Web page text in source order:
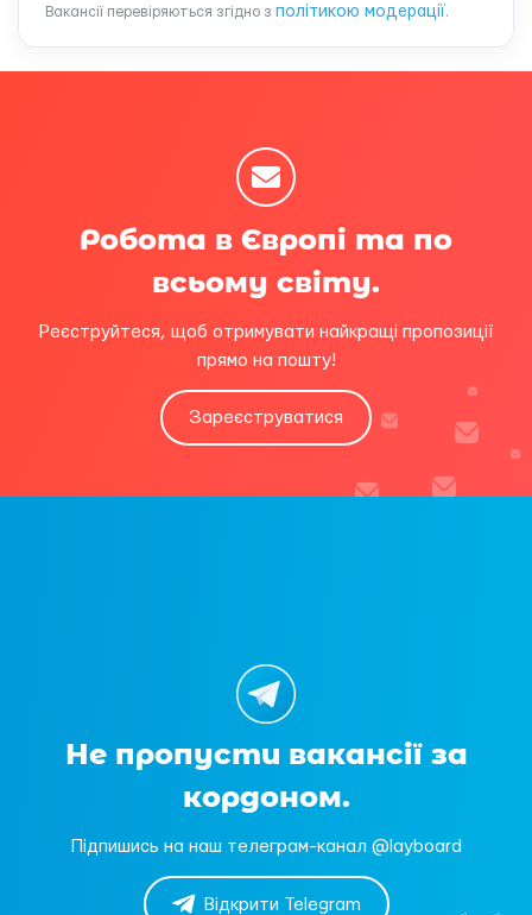
Вакансії перевіряються згідно з політикою модерації .
Робота в Європі та по
всьому світу.
Реєструйтеся, щоб отримувати найкращі пропозиції
прямо на пошту!
Зареєструватися
Не пропусти вакансії за
кордоном.
Підпишись на наш телеграм-канал @layboard
Відкрити Telegram